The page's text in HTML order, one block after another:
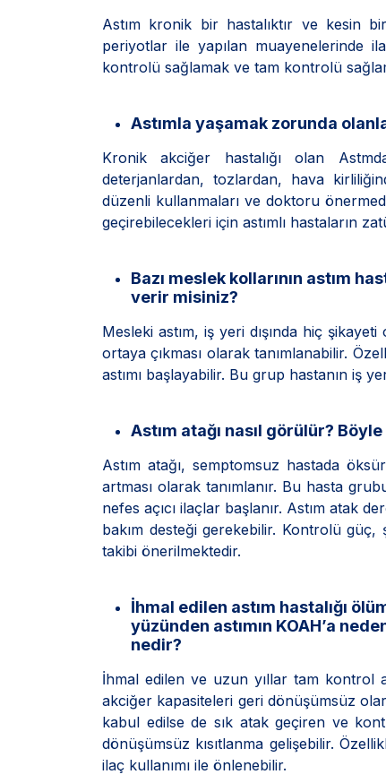
Astım kronik bir hastalıktır ve kesin
periyotlar ile yapılan muayenelerinde
kontrolü sağlamak ve tam kontrolü
Astımla yaşamak zorunda
Kronik akciğer hastalığı olan
deterjanlardan, tozlardan, hava
düzenli kullanmaları ve doktoru
geçirebilecekleri için astımlı hastaların
Bazı meslek kollarının astım
verir misiniz?
Mesleki astım, iş yeri dışında hiç
ortaya çıkması olarak tanımlanabilir.
astımı başlayabilir. Bu grup hastanın iş
Astım atağı nasıl görülür?
Astım atağı, semptomsuz hastada
artması olarak tanımlanır. Bu hasta
nefes açıcı ilaçlar başlanır. Astım atak
bakım desteği gerekebilir. Kontrolü güç,
takibi önerilmektedir.
İhmal edilen astım hastalığı
yüzünden astımın KOAH’a
nedir?
İhmal edilen ve uzun yıllar tam kontrol
akciğer kapasiteleri geri dönüşümsüz
kabul edilse de sık atak geçiren ve
dönüşümsüz kısıtlanma gelişebilir.
ilaç kullanımı ile önlenebilir.